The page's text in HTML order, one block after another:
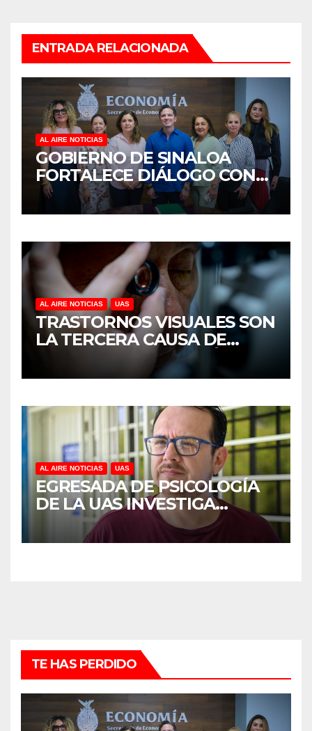
ENTRADA RELACIONADA
AL AIRE NOTICIAS
GOBIERNO DE SINALOA
FORTALECE DIÁLOGO CON
MUJERES EMPRESARIAS DE
CULIACÁN
AL AIRE NOTICIAS UAS
TRASTORNOS VISUALES SON
LA TERCERA CAUSA DE
DISCAPACIDAD EN MÉXICO,
REVELA ESTUDIO DEL
AL AIRE NOTICIAS UAS
EGRESADA DE PSICOLOGÍA
DE LA UAS INVESTIGA
DUELO ANTICIPADO Y
SOBRECARGA EN
TE HAS PERDIDO